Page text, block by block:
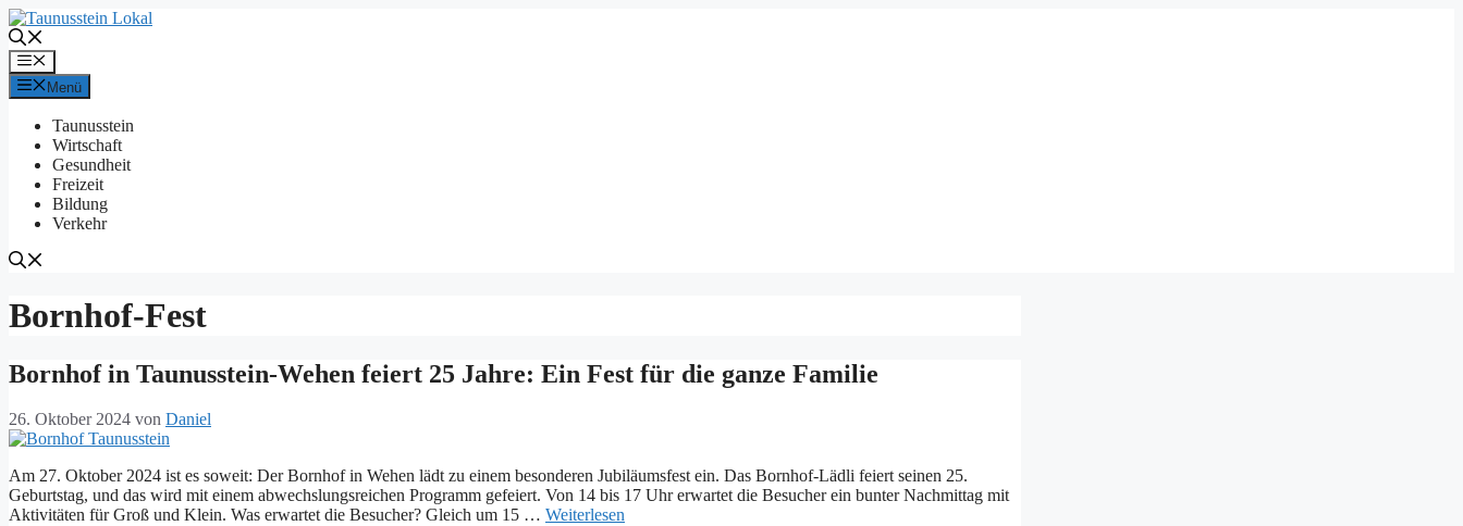
Zum
Inhalt
springenMenü
Menü
Taunusstein
Wirtschaft
Gesundheit
Freizeit
Bildung
Verkehr
Bornhof-Fest
Bornhof in Taunusstein-Wehen feiert 25 Jahre: Ein Fest für die ganze Familie
26. Oktober 2024 von Daniel
Am 27. Oktober 2024 ist es soweit: Der Bornhof in Wehen lädt zu einem besonderen Jubiläumsfest ein. Das Bornhof-Lädli feiert seinen 25.
Geburtstag, und das wird mit einem abwechslungsreichen Programm gefeiert. Von 14 bis 17 Uhr erwartet die Besucher ein bunter Nachmittag mit
Aktivitäten für Groß und Klein. Was erwartet die Besucher? Gleich um 15 … Weiterlesen